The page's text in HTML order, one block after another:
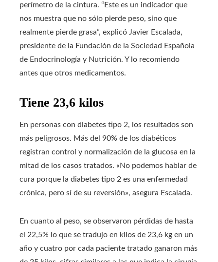
perímetro de la cintura. “Este es un indicador que
nos muestra que no sólo pierde peso, sino que
realmente pierde grasa”, explicó Javier Escalada,
presidente de la Fundación de la Sociedad Española
de Endocrinología y Nutrición. Y lo recomiendo
antes que otros medicamentos.
Tiene 23,6 kilos
En personas con diabetes tipo 2, los resultados son
más peligrosos. Más del 90% de los diabéticos
registran control y normalización de la glucosa en la
mitad de los casos tratados. «No podemos hablar de
cura porque la diabetes tipo 2 es una enfermedad
crónica, pero sí de su reversión», asegura Escalada.
En cuanto al peso, se observaron pérdidas de hasta
el 22,5% lo que se tradujo en kilos de 23,6 kg en un
año y cuatro por cada paciente tratado ganaron más